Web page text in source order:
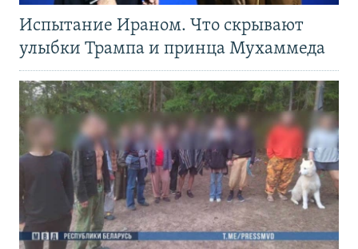
Испытание Ираном. Что скрывают
улыбки Трампа и принца Мухаммеда